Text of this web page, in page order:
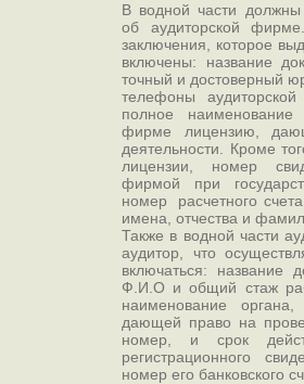
В водной части должны
об аудиторской
заключения, которое
включены: название
точный и достоверный
телефоны
полное наименование
фирме лицензию,
деятельности. Кроме
лицензии, номер
фирмой при
номер расчетного
имена, отчества и
Также в водной части
аудитор, что
включаться: название
Ф.И.О и общий стаж
наименование
дающей право на
номер, и срок
регистрационного
номер его банковского